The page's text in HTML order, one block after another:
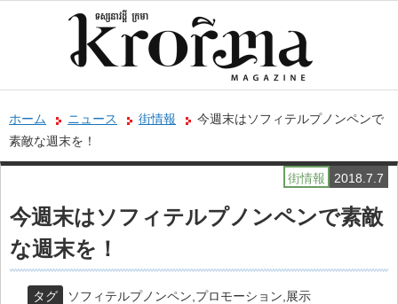
ホーム ニュース 街情報
今週末はソフィテルプノンペンで
素敵な週末を！
2018.7.7
街情報
今週末はソフィテルプノンペンで素敵
な週末を！
タグ ソフィテルプノンペン プロモーション 展示